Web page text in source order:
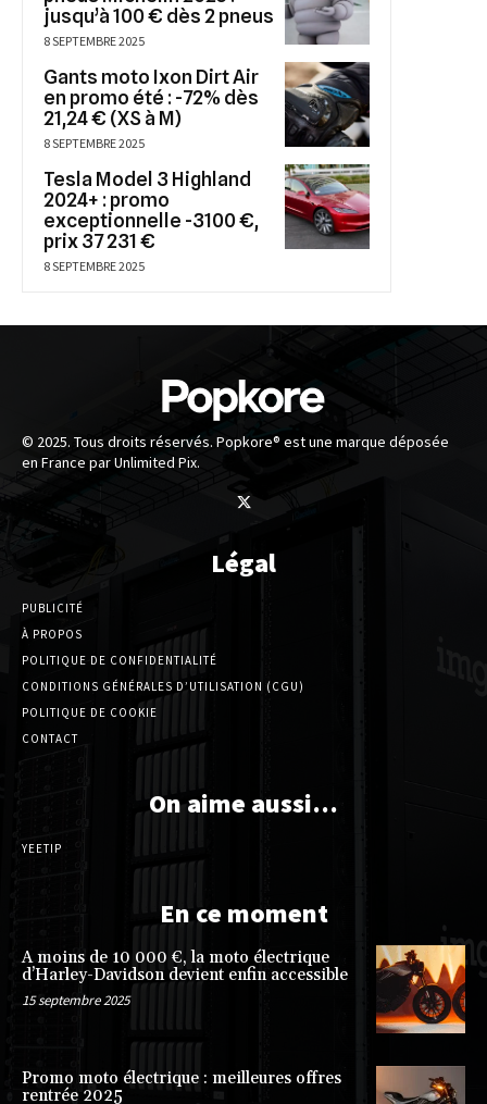
jusqu’à 100 € dès 2 pneus
8 SEPTEMBRE 2025
Gants moto Ixon Dirt Air
en promo été : -72% dès
21,24 € (XS à M)
8 SEPTEMBRE 2025
Tesla Model 3 Highland
2024+ : promo
exceptionnelle -3100 €,
prix 37 231 €
8 SEPTEMBRE 2025
© 2025. Tous droits réservés. Popkore® est une marque déposée
en France par Unlimited Pix.
Légal
PUBLICITÉ
À PROPOS
POLITIQUE DE CONFIDENTIALITÉ
CONDITIONS GÉNÉRALES D’UTILISATION (CGU)
POLITIQUE DE COOKIE
CONTACT
On aime aussi…
YEETIP
En ce moment
A moins de 10 000 €, la moto électrique
d’Harley-Davidson devient enfin accessible
15 septembre 2025
Promo moto électrique : meilleures offres
rentrée 2025